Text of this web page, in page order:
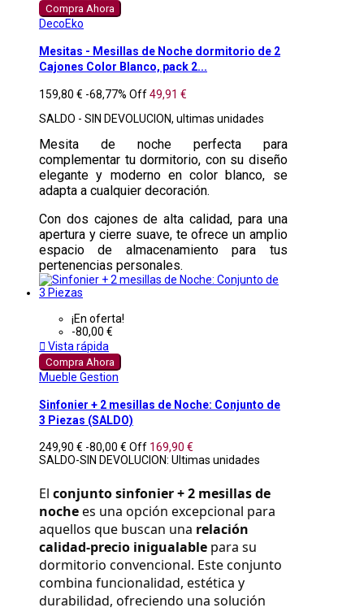
Compra Ahora
DecoEko
Mesitas - Mesillas de Noche dormitorio de 2
Cajones Color Blanco, pack 2...
159,80 € -68,77% Off49,91 €
SALDO - SIN DEVOLUCION, ultimas unidades
Mesita de noche perfecta para
complementar tu dormitorio, con su diseño
elegante y moderno en color blanco, se
adapta a cualquier decoración.
Con dos cajones de alta calidad, para una
apertura y cierre suave, te ofrece un amplio
espacio de almacenamiento para tus
pertenencias personales.
¡En oferta!
-80,00 €
 Vista rápida
Compra Ahora
Mueble Gestion
Sinfonier + 2 mesillas de Noche: Conjunto de
3 Piezas (SALDO)
249,90 € -80,00 € Off 169,90 €
SALDO-SIN DEVOLUCION: Ultimas unidades
El conjunto sinfonier + 2 mesillas de
noche es una opción excepcional para
aquellos que buscan una relación
calidad-precio inigualable para su
dormitorio convencional. Este conjunto
combina funcionalidad, estética y
durabilidad, ofreciendo una solución